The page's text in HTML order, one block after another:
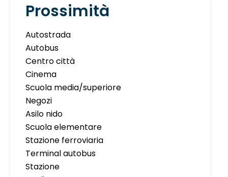
Prossimità
Autostrada
Autobus
Centro città
Cinema
Scuola media/superiore
Negozi
Asilo nido
Scuola elementare
Stazione ferroviaria
Terminal autobus
Stazione